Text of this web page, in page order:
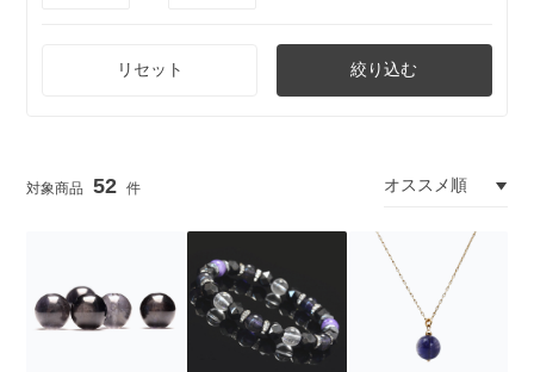
リセット 絞り込む
52